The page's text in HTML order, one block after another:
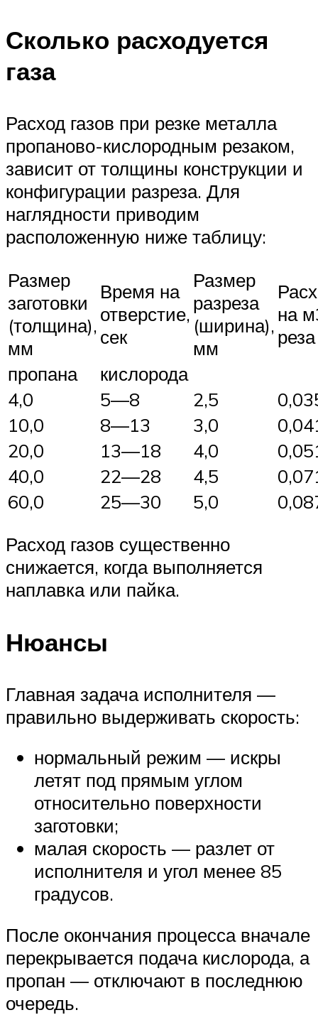
Сколько расходуется
газа
Расход газов при резке металла
пропаново-кислородным резаком,
зависит от толщины конструкции и
конфигурации разреза. Для
наглядности приводим
расположенную ниже таблицу:
Размер
заготовки
(толщина),
мм
Время на
отверстие,
сек
Размер
разреза
(ширина),
мм
на
реза
пропана
кислорода
4,0
5—8 2,5
10,0
8—13 3,0
20,0
13—18 4,0
40,0
22—28 4,5
60,0
25—30 5,0
Расход газов существенно
снижается, когда выполняется
наплавка или пайка.
Нюансы
Главная задача исполнителя —
правильно выдерживать скорость:
нормальный режим — искры
летят под прямым углом
относительно поверхности
заготовки;
малая скорость — разлет от
исполнителя и угол менее 85
градусов.
После окончания процесса вначале
перекрывается подача кислорода, а
пропан — отключают в последнюю
очередь.